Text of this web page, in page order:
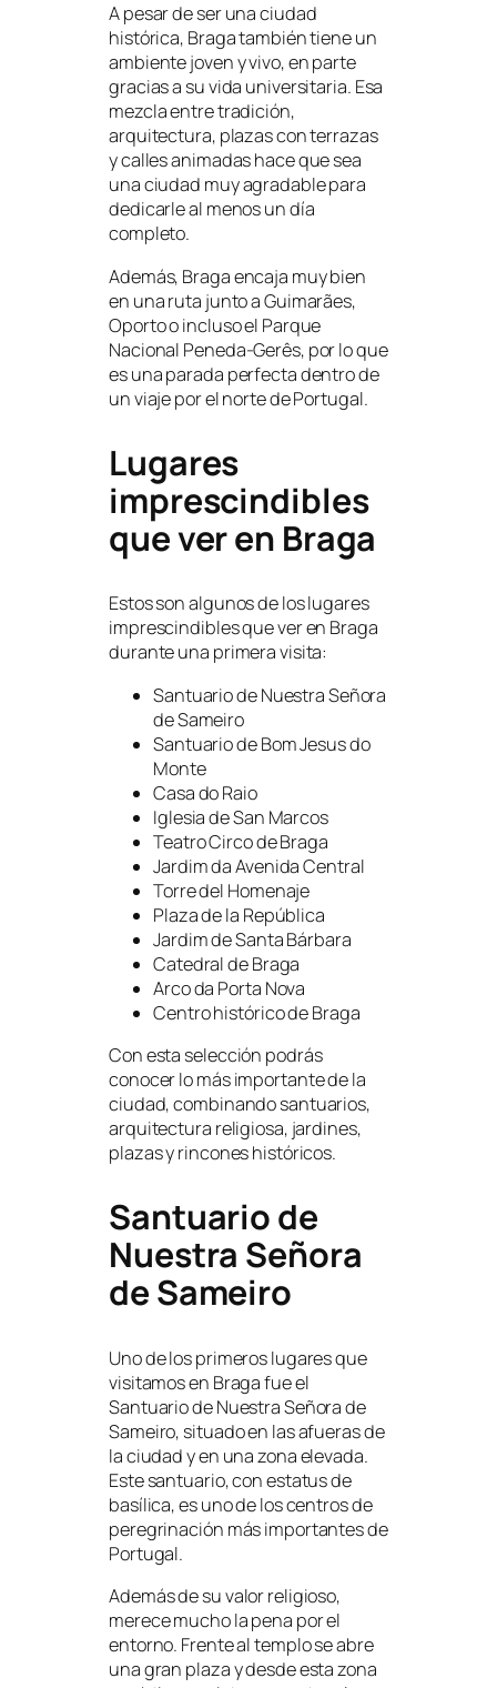
A pesar de ser una ciudad
histórica, Braga también tiene un
ambiente joven y vivo, en parte
gracias a su vida universitaria. Esa
mezcla entre tradición,
arquitectura, plazas con terrazas
y calles animadas hace que sea
una ciudad muy agradable para
dedicarle al menos un día
completo.
Además, Braga encaja muy bien
en una ruta junto a Guimarães,
Oporto o incluso el Parque
Nacional Peneda-Gerês, por lo que
es una parada perfecta dentro de
un viaje por el norte de Portugal.
Lugares
imprescindibles
que ver en Braga
Estos son algunos de los lugares
imprescindibles que ver en Braga
durante una primera visita:
Santuario de Nuestra Señora
de Sameiro
Santuario de Bom Jesus do
Monte
Casa do Raio
Iglesia de San Marcos
Teatro Circo de Braga
Jardim da Avenida Central
Torre del Homenaje
Plaza de la República
Jardim de Santa Bárbara
Catedral de Braga
Arco da Porta Nova
Centro histórico de Braga
Con esta selección podrás
conocer lo más importante de la
ciudad, combinando santuarios,
arquitectura religiosa, jardines,
plazas y rincones históricos.
Santuario de
Nuestra Señora
de Sameiro
Uno de los primeros lugares que
visitamos en Braga fue el
Santuario de Nuestra Señora de
Sameiro, situado en las afueras de
la ciudad y en una zona elevada.
Este santuario, con estatus de
basílica, es uno de los centros de
peregrinación más importantes de
Portugal.
Además de su valor religioso,
merece mucho la pena por el
entorno. Frente al templo se abre
una gran plaza y desde esta zona